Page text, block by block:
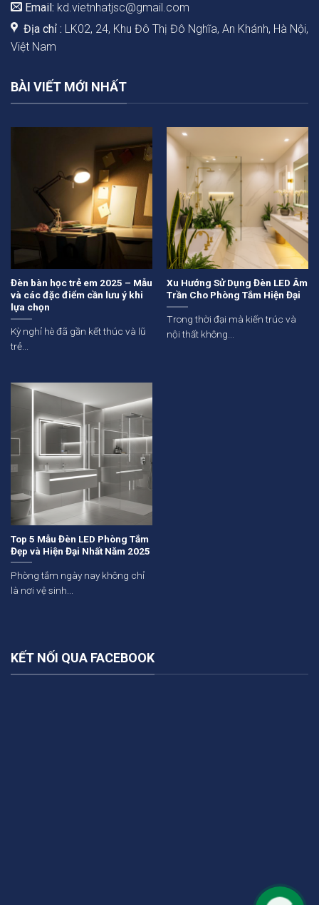
Email: kd.vietnhatjsc@gmail.com
Địa chỉ : LK02, 24, Khu Đô Thị Đô Nghĩa, An Khánh, Hà Nội,
Việt Nam
BÀI VIẾT MỚI NHẤT
Đèn bàn học trẻ em 2025 – Mẫu
và các đặc điểm cần lưu ý khi
lựa chọn
Kỳ nghỉ hè đã gần kết thúc và lũ
trẻ...
Xu Hướng Sử Dụng Đèn LED Âm
Trần Cho Phòng Tắm Hiện Đại
Trong thời đại mà kiến trúc và
nội thất không...
Top 5 Mẫu Đèn LED Phòng Tắm
Đẹp và Hiện Đại Nhất Năm 2025
Phòng tắm ngày nay không chỉ
là nơi vệ sinh...
KẾT NỐI QUA FACEBOOK